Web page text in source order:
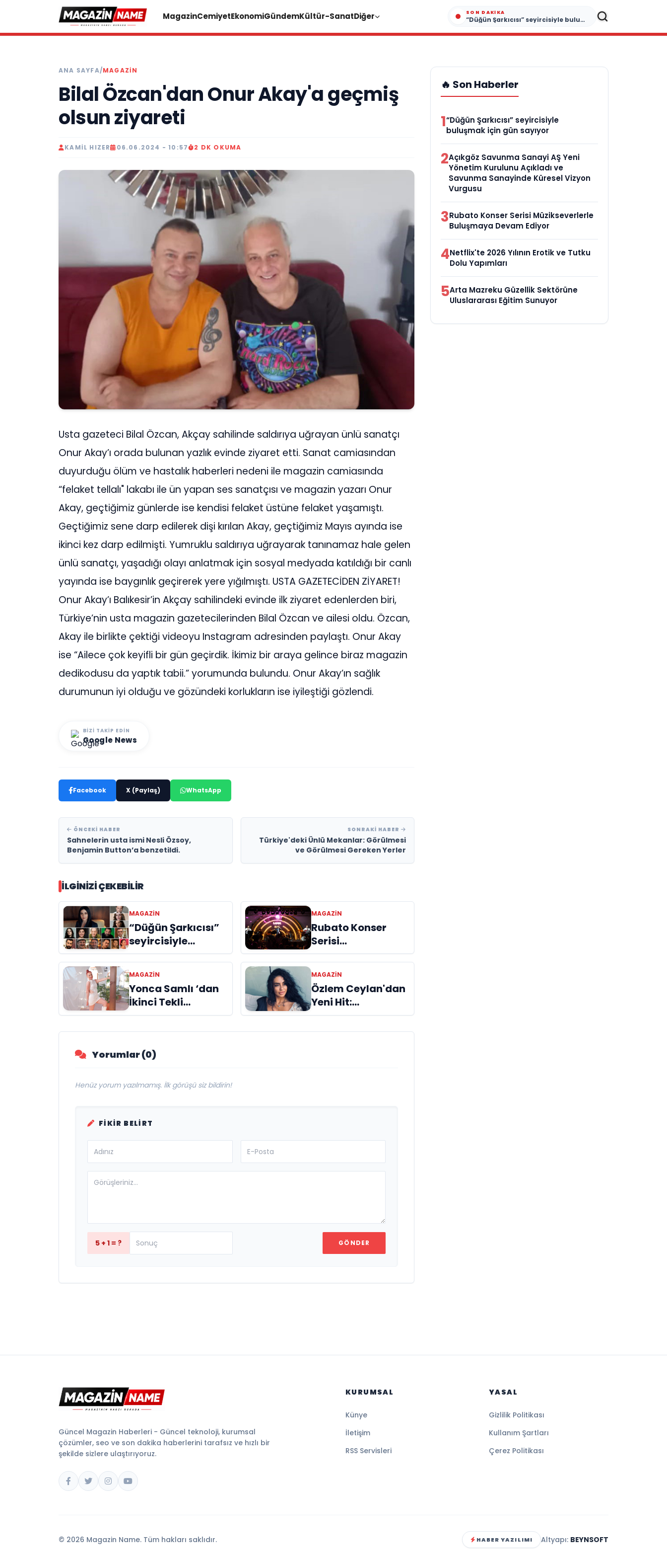
MagazinCemiyetEkonomiGündemKültür-SanatDiğer SON DAKIKA
“Düğün Şarkıcısı” seyircisiyle buluşmak için gün sayıyor
ANA SAYFA/MAGAZIN
Bilal Özcan'dan Onur Akay'a geçmiş
olsun ziyareti
KAMIL HIZER 06.06.2024 - 10:57 2 DK OKUMA
Usta gazeteci Bilal Özcan, Akçay sahilinde saldırıya uğrayan ünlü sanatçı
Onur Akay’ı orada bulunan yazlık evinde ziyaret etti. Sanat camiasından
duyurduğu ölüm ve hastalık haberleri nedeni ile magazin camiasında
“felaket tellalı" lakabı ile ün yapan ses sanatçısı ve magazin yazarı Onur
Akay, geçtiğimiz günlerde ise kendisi felaket üstüne felaket yaşamıştı.
Geçtiğimiz sene darp edilerek dişi kırılan Akay, geçtiğimiz Mayıs ayında ise
ikinci kez darp edilmişti. Yumruklu saldırıya uğrayarak tanınamaz hale gelen
ünlü sanatçı, yaşadığı olayı anlatmak için sosyal medyada katıldığı bir canlı
yayında ise baygınlık geçirerek yere yığılmıştı. USTA GAZETECİDEN ZİYARET!
Onur Akay’ı Balıkesir’in Akçay sahilindeki evinde ilk ziyaret edenlerden biri,
Türkiye’nin usta magazin gazetecilerinden Bilal Özcan ve ailesi oldu. Özcan,
Akay ile birlikte çektiği videoyu Instagram adresinden paylaştı. Onur Akay
ise “Ailece çok keyifli bir gün geçirdik. İkimiz bir araya gelince biraz magazin
dedikodusu da yaptık tabii.” yorumunda bulundu. Onur Akay’ın sağlık
durumunun iyi olduğu ve gözündeki korlukların ise iyileştiği gözlendi.
BIZI TAKIP EDIN
Google News
Facebook X (Paylaş) WhatsApp
ÖNCEKI HABER
Sahnelerin usta ismi Nesli Özsoy,
Benjamin Button’a benzetildi.
SONRAKI HABER
Türkiye'deki Ünlü Mekanlar: Görülmesi
ve Görülmesi Gereken Yerler
İLGINIZI ÇEKEBILIR
MAGAZIN
“Düğün Şarkıcısı”
seyircisiyle
buluşmak için gün
sayıyor
MAGAZIN
Rubato Konser
Serisi
Müzikseverlerle
Buluşmaya Devam
Ediyor
MAGAZIN
Yonca Samlı ‘dan
İkinci Tekli
“Donacaksın
Sevgilim “
MAGAZIN
Özlem Ceylan'dan
Yeni Hit:
"Duymuyorsun
Beni" Yayında!
Yorumlar (0)
Henüz yorum yazılmamış. İlk görüşü siz bildirin!
FIKIR BELIRT
5 + 1 = ? GÖNDER
🔥 Son Haberler
1“Düğün Şarkıcısı” seyircisiyle
buluşmak için gün sayıyor
2Açıkgöz Savunma Sanayi AŞ Yeni
Yönetim Kurulunu Açıkladı ve
Savunma Sanayinde Küresel Vizyon
Vurgusu
3Rubato Konser Serisi Müzikseverlerle
Buluşmaya Devam Ediyor
4Netflix'te 2026 Yılının Erotik ve Tutku
Dolu Yapımları
5Arta Mazreku Güzellik Sektörüne
Uluslararası Eğitim Sunuyor
Güncel Magazin Haberleri - Güncel teknoloji, kurumsal
çözümler, seo ve son dakika haberlerini tarafsız ve hızlı bir
şekilde sizlere ulaştırıyoruz.
KURUMSAL
Künye
İletişim
RSS Servisleri
YASAL
Gizlilik Politikası
Kullanım Şartları
Çerez Politikası
© 2026 Magazin Name. Tüm hakları saklıdır. HABER YAZILIMI Altyapı: BEYNSOFT